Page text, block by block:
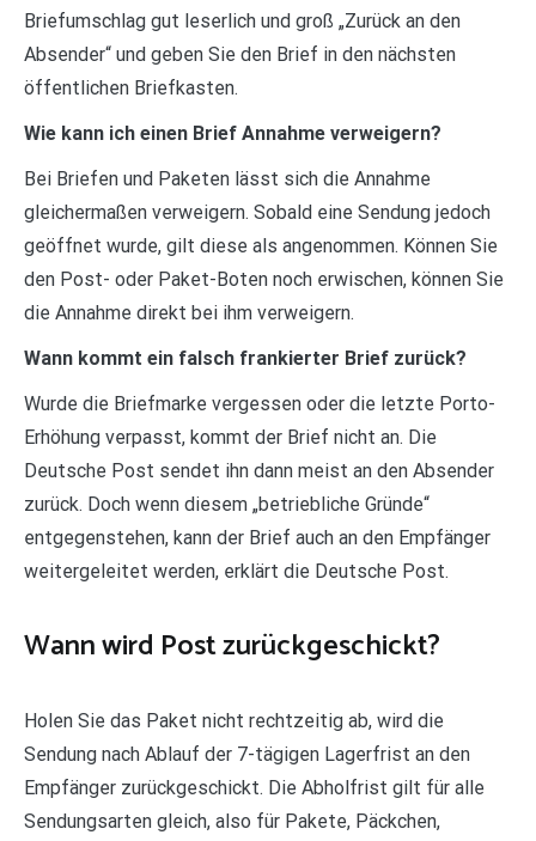
Briefumschlag gut leserlich und groß „Zurück an den
Absender“ und geben Sie den Brief in den nächsten
öffentlichen Briefkasten.
Wie kann ich einen Brief Annahme verweigern?
Bei Briefen und Paketen lässt sich die Annahme
gleichermaßen verweigern. Sobald eine Sendung jedoch
geöffnet wurde, gilt diese als angenommen. Können Sie
den Post- oder Paket-Boten noch erwischen, können Sie
die Annahme direkt bei ihm verweigern.
Wann kommt ein falsch frankierter Brief zurück?
Wurde die Briefmarke vergessen oder die letzte Porto-
Erhöhung verpasst, kommt der Brief nicht an. Die
Deutsche Post sendet ihn dann meist an den Absender
zurück. Doch wenn diesem „betriebliche Gründe“
entgegenstehen, kann der Brief auch an den Empfänger
weitergeleitet werden, erklärt die Deutsche Post.
Wann wird Post zurückgeschickt?
Holen Sie das Paket nicht rechtzeitig ab, wird die
Sendung nach Ablauf der 7-tägigen Lagerfrist an den
Empfänger zurückgeschickt. Die Abholfrist gilt für alle
Sendungsarten gleich, also für Pakete, Päckchen,